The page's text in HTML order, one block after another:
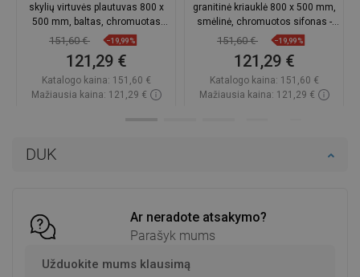
DUK
Ar neradote atsakymo?
Parašyk mums
Užduokite mums klausimą
skylių virtuvės plautuvas 800 x
500 mm, baltas, chromuotas
sifonas - 6516802000-20
151,60 € −19,99%
121,29 €
Katalogo kaina: 151,60 €
Mažiausia kaina: 121,29 €
granitinė kriauklė 800 x 500 mm,
smėlinė, chromuotos sifonas -
6516802000-69
151,60 € −19,99%
121,29 €
Katalogo kaina: 151,60 €
Mažiausia kaina: 121,29 €